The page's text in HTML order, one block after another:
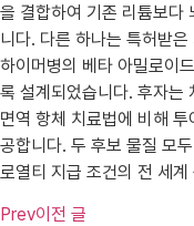
을 결합하여 기존 리튬보다
니다. 다른 하나는 특허받
하이머병의 베타 아밀로이
록 설계되었습니다. 후자는
면역 항체 치료법에 비해
공합니다. 두 후보 물질 모
로열티 지급 조건의 전 세
Prev이전 글